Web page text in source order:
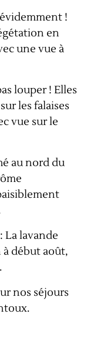
!
en
une vue à
louper ! Elles
les falaises
vue sur le
au nord du
: La lavande
début août,
nos séjours